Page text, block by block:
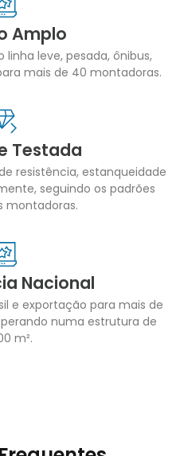
Amplo
linha leve, pesada, ônibus,
mais de 40 montadoras.
Testada
resistência, estanqueidade
seguindo os padrões
montadoras.
Nacional
e exportação para mais de
numa estrutura de
m².